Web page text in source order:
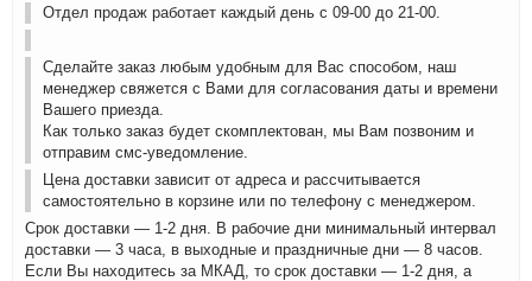
Отдел продаж работает каждый день с 09-00 до 21-00.
Сделайте заказ любым удобным для Вас способом, наш
менеджер свяжется с Вами для согласования даты и времени
Вашего приезда.
Как только заказ будет скомплектован, мы Вам позвоним и
отправим смс-уведомление.
Цена доставки зависит от адреса и рассчитывается
самостоятельно в корзине или по телефону с менеджером.
Срок доставки — 1-2 дня. В рабочие дни минимальный интервал
доставки — 3 часа, в выходные и праздничные дни — 8 часов.
Если Вы находитесь за МКАД, то срок доставки — 1-2 дня, а